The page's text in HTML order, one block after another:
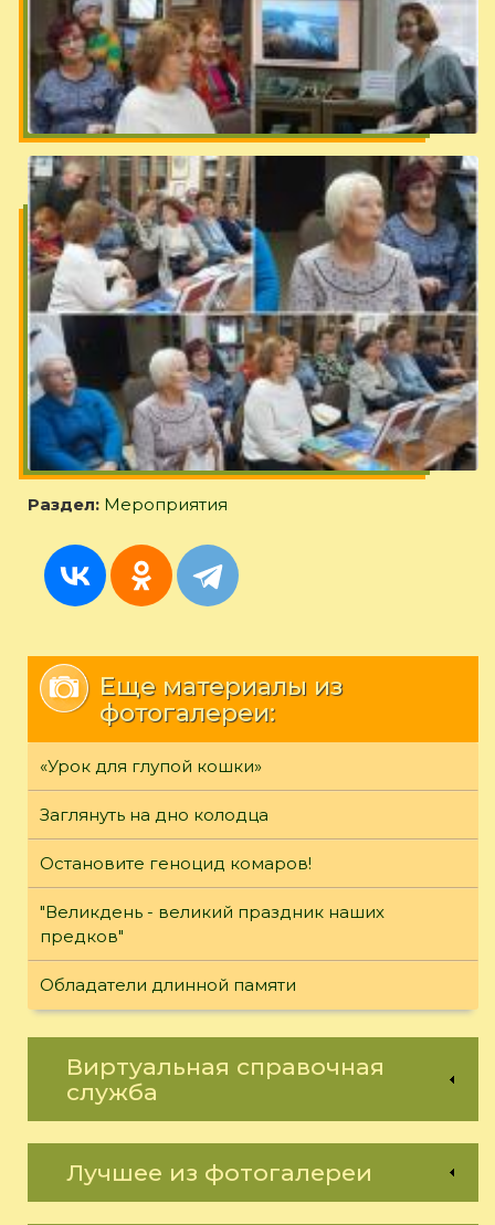
Раздел: Мероприятия
Еще материалы из
фотогалереи:
«Урок для глупой кошки»
Заглянуть на дно колодца
Остановите геноцид комаров!
"Великдень - великий праздник наших
предков"
Обладатели длинной памяти
Виртуальная справочная
служба
Лучшее из фотогалереи